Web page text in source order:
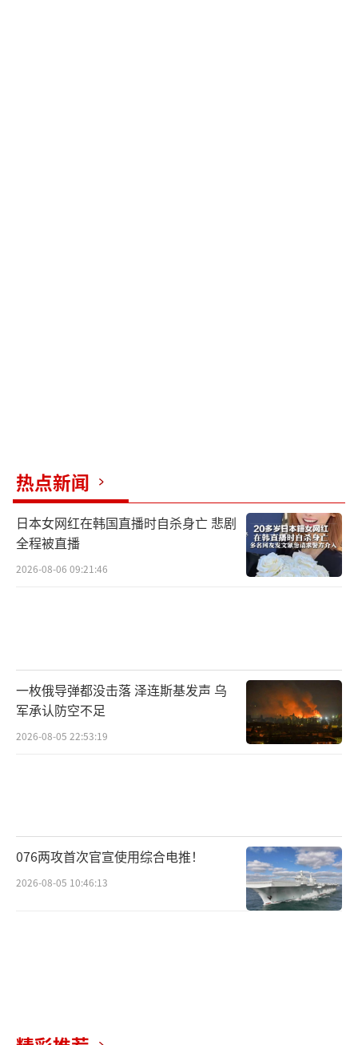
热点新闻
日本女网红在韩国直播时自杀身亡 悲剧
全程被直播
2026-08-06 09:21:46
一枚俄导弹都没击落 泽连斯基发声 乌
军承认防空不足
2026-08-05 22:53:19
076两攻首次官宣使用综合电推！
2026-08-05 10:46:13